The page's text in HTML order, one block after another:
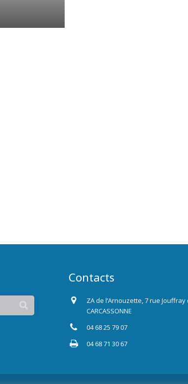
Contacts
ZA de l’Arnouzette, 7 rue Jouffray
CARCASSONNE
04 68 25 79 07
04 68 71 30 67